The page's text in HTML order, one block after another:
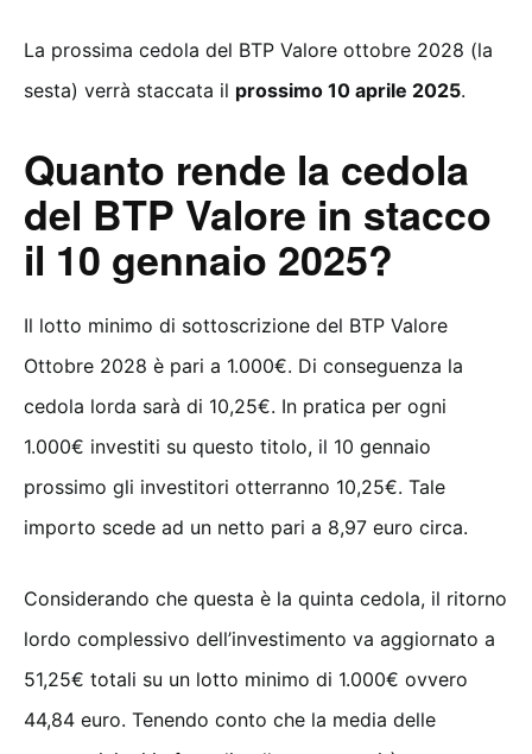
La prossima cedola del BTP Valore ottobre 2028 (la
sesta) verrà staccata il prossimo 10 aprile 2025.
Quanto rende la cedola
del BTP Valore in stacco
il 10 gennaio 2025?
Il lotto minimo di sottoscrizione del BTP Valore
Ottobre 2028 è pari a 1.000€. Di conseguenza la
cedola lorda sarà di 10,25€. In pratica per ogni
1.000€ investiti su questo titolo, il 10 gennaio
prossimo gli investitori otterranno 10,25€. Tale
importo scede ad un netto pari a 8,97 euro circa.
Considerando che questa è la quinta cedola, il ritorno
lordo complessivo dell’investimento va aggiornato a
51,25€ totali su un lotto minimo di 1.000€ ovvero
44,84 euro. Tenendo conto che la media delle